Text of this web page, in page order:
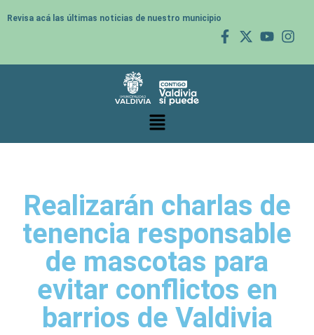
Revisa acá las últimas noticias de nuestro municipio
Realizarán charlas de
tenencia responsable
de mascotas para
evitar conflictos en
barrios de Valdivia